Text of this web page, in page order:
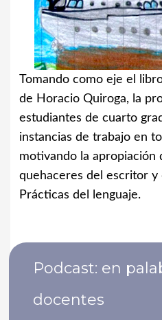
Tomando como eje el
de Horacio Quiroga, la
estudiantes de cuarto
instancias de trabajo en
motivando la apropiación
quehaceres del escritor y
Prácticas del lenguaje.
Podcast: en
docentes